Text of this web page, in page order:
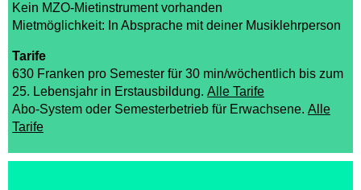
Musikunterricht
Kein MZO-Mietinstrument vorhanden
Mietmöglichkeit: In Absprache mit deiner Musiklehrperson
Tarife
630 Franken pro Semester für 30 min/wöchentlich bis zum
25. Lebensjahr in Erstausbildung. Alle Tarife
Abo-System oder Semesterbetrieb für Erwachsene. Alle
Tarife